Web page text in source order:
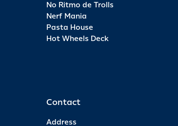
No Ritmo de Trolls
Nerf Mania
Pasta House
Hot Wheels Deck
Contact
Address